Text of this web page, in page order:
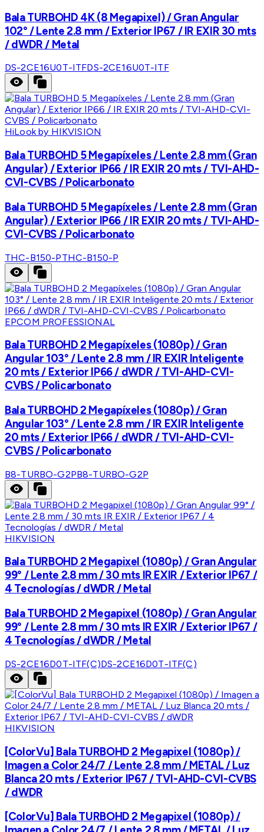
Bala TURBOHD 4K (8 Megapixel) / Gran Angular
102° / Lente 2.8 mm / Exterior IP67 / IR EXIR 30 mts
/ dWDR / Metal
DS-2CE16U0T-ITFDS-2CE16U0T-ITF
HiLook by HIKVISION
Bala TURBOHD 5 Megapíxeles / Lente 2.8 mm (Gran
Angular) / Exterior IP66 / IR EXIR 20 mts / TVI-AHD-
CVI-CVBS / Policarbonato
Bala TURBOHD 5 Megapíxeles / Lente 2.8 mm (Gran
Angular) / Exterior IP66 / IR EXIR 20 mts / TVI-AHD-
CVI-CVBS / Policarbonato
THC-B150-PTHC-B150-P
EPCOM PROFESSIONAL
Bala TURBOHD 2 Megapíxeles (1080p) / Gran
Angular 103° / Lente 2.8 mm / IR EXIR Inteligente
20 mts / Exterior IP66 / dWDR / TVI-AHD-CVI-
CVBS / Policarbonato
Bala TURBOHD 2 Megapíxeles (1080p) / Gran
Angular 103° / Lente 2.8 mm / IR EXIR Inteligente
20 mts / Exterior IP66 / dWDR / TVI-AHD-CVI-
CVBS / Policarbonato
B8-TURBO-G2PB8-TURBO-G2P
HIKVISION
Bala TURBOHD 2 Megapixel (1080p) / Gran Angular
99° / Lente 2.8 mm / 30 mts IR EXIR / Exterior IP67 /
4 Tecnologías / dWDR / Metal
Bala TURBOHD 2 Megapixel (1080p) / Gran Angular
99° / Lente 2.8 mm / 30 mts IR EXIR / Exterior IP67 /
4 Tecnologías / dWDR / Metal
DS-2CE16D0T-ITF(C)DS-2CE16D0T-ITF(C)
HIKVISION
[ColorVu] Bala TURBOHD 2 Megapixel (1080p) /
Imagen a Color 24/7 / Lente 2.8 mm / METAL / Luz
Blanca 20 mts / Exterior IP67 / TVI-AHD-CVI-CVBS
/ dWDR
[ColorVu] Bala TURBOHD 2 Megapixel (1080p) /